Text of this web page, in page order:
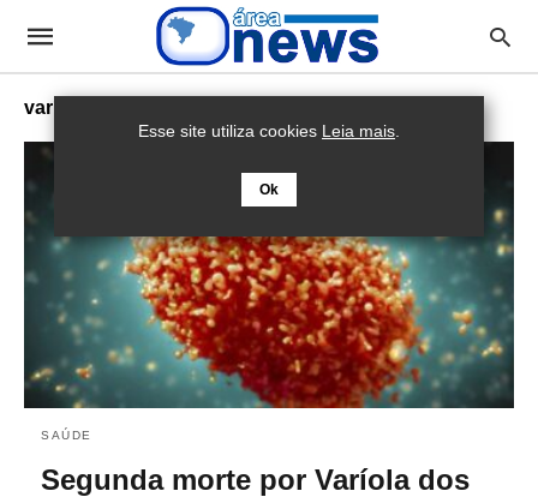
varíola dos macacos
SAÚDE
Segunda morte por Varíola dos
Esse site utiliza cookies Leia mais.
Ok